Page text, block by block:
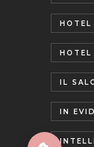
HOTEL
IL
IN